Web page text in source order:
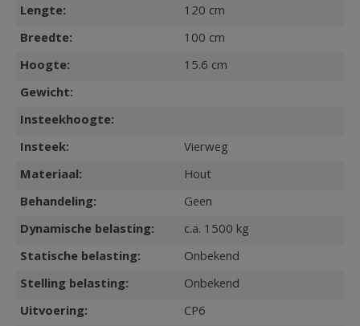
Lengte:
120 cm
Breedte:
100 cm
Hoogte:
15.6 cm
Gewicht:
Insteekhoogte:
Insteek:
Vierweg
Materiaal:
Hout
Behandeling:
Geen
Dynamische belasting:
c.a. 1500 kg
Statische belasting:
Onbekend
Stelling belasting:
Onbekend
Uitvoering:
CP6